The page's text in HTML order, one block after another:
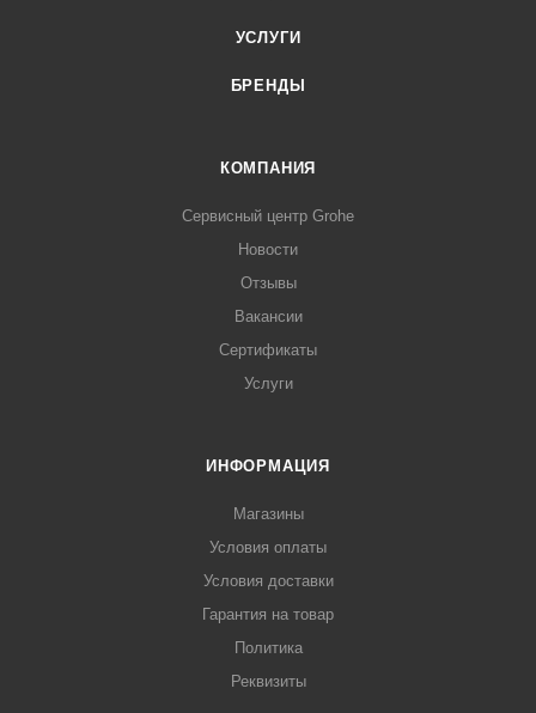
УСЛУГИ
БРЕНДЫ
КОМПАНИЯ
Сервисный центр Grohe
Новости
Отзывы
Вакансии
Сертификаты
Услуги
ИНФОРМАЦИЯ
Магазины
Условия оплаты
Условия доставки
Гарантия на товар
Политика
Реквизиты